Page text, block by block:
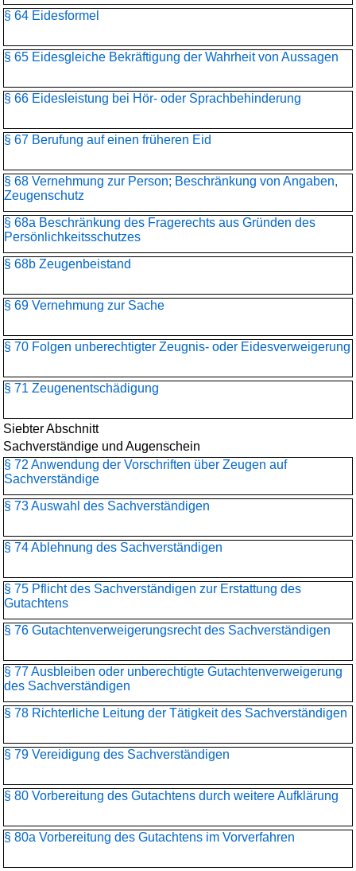
§ 64 Eidesformel
§ 65 Eidesgleiche Bekräftigung der Wahrheit von Aussagen
§ 66 Eidesleistung bei Hör- oder Sprachbehinderung
§ 67 Berufung auf einen früheren Eid
§ 68 Vernehmung zur Person; Beschränkung von Angaben,
Zeugenschutz
§ 68a Beschränkung des Fragerechts aus Gründen des
Persönlichkeitsschutzes
§ 68b Zeugenbeistand
§ 69 Vernehmung zur Sache
§ 70 Folgen unberechtigter Zeugnis- oder Eidesverweigerung
§ 71 Zeugenentschädigung
Siebter Abschnitt
Sachverständige und Augenschein
§ 72 Anwendung der Vorschriften über Zeugen auf
Sachverständige
§ 73 Auswahl des Sachverständigen
§ 74 Ablehnung des Sachverständigen
§ 75 Pflicht des Sachverständigen zur Erstattung des
Gutachtens
§ 76 Gutachtenverweigerungsrecht des Sachverständigen
§ 77 Ausbleiben oder unberechtigte Gutachtenverweigerung
des Sachverständigen
§ 78 Richterliche Leitung der Tätigkeit des Sachverständigen
§ 79 Vereidigung des Sachverständigen
§ 80 Vorbereitung des Gutachtens durch weitere Aufklärung
§ 80a Vorbereitung des Gutachtens im Vorverfahren